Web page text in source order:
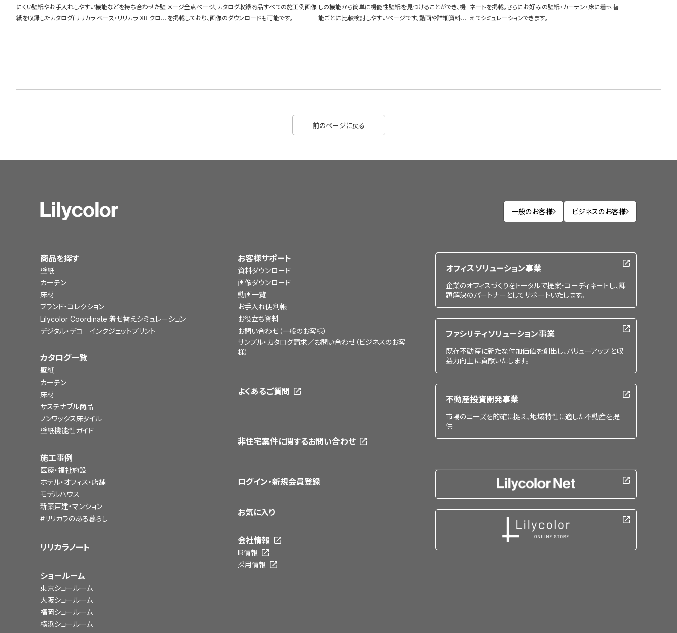
にくい壁紙やお手入れしやすい機能などを持ち合わせた壁
紙を収録したカタログ(リリカラ ベース・リリカラ XR クロ
メージ全点ページ。カタログ収録商品すべての施工例画像
を掲載しており、画像のダウンロードも可能です。
しの機能から簡単に機能性壁紙を見つけることができ、機
能ごとに比較検討しやすいページです。動画や詳細資料も
ネートを掲載。さらにお好みの壁紙・カーテン・床に着せ替
えてシミュレーションできます。
前のページに戻る
一般のお客様 ビジネスのお客様
商品を探す
壁紙
カーテン
床材
ブランド・コレクション
Lilycolor Coordinate 着せ替えシミュレーション
デジタル・デコ インクジェットプリント
カタログ一覧
壁紙
カーテン
床材
サステナブル商品
ノンワックス床タイル
壁紙機能性ガイド
施工事例
医療・福祉施設
ホテル・オフィス・店舗
モデルハウス
新築戸建・マンション
#リリカラのある暮らし
リリカラノート
ショールーム
東京ショールーム
大阪ショールーム
福岡ショールーム
横浜ショールーム
お客様サポート
資料ダウンロード
画像ダウンロード
動画一覧
お手入れ便利帳
お役立ち資料
お問い合わせ（一般のお客様）
サンプル・カタログ請求／お問い合わせ（ビジネスのお客
様）
よくあるご質問
非住宅案件に関するお問い合わせ
ログイン・新規会員登録
お気に入り
会社情報
IR情報
採用情報
オフィスソリューション事業
企業のオフィスづくりをトータルで提案・コーディネートし、課
題解決のパートナーとしてサポートいたします。
ファシリティソリューション事業
既存不動産に新たな付加価値を創出し、バリューアップと収
益力向上に貢献いたします。
不動産投資開発事業
市場のニーズを的確に捉え、地域特性に適した不動産を提
供